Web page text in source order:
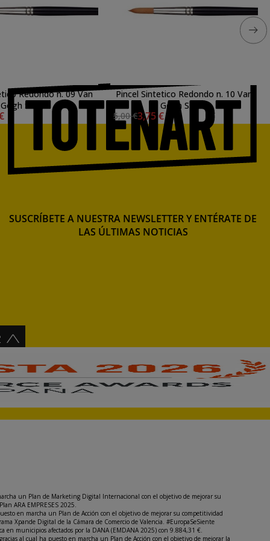
Redondo n. 09 Van
Gogh S. 191
Pincel Sintetico Redondo n. 10 Van
Gogh S. 191
5,00 €3,75 €
SUSCRÍBETE A NUESTRA NEWSLETTER Y ENTÉRATE DE
LAS ÚLTIMAS NOTICIAS
un Plan de Marketing Digital Internacional con el objetivo de mejorar su
ARA EMPRESES 2025.
en marcha un Plan de Acción con el objetivo de mejorar su competitividad
Xpande Digital de la Cámara de Comercio de Valencia. #EuropaSeSiente
municipios afectados por la DANA (EMDANA 2025) con 9.884,31 €.
al cual ha puesto en marcha un Plan de Acción con el objetivo de mejorar la